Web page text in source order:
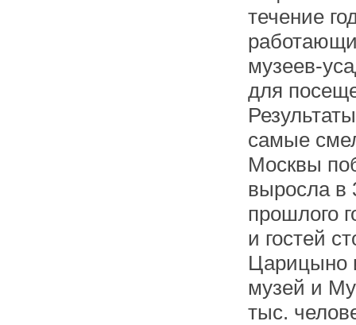
течение
музеев-
для
самые
Москвы
выросла в
прошлого
и гостей
Царицыно
музей и
тыс.